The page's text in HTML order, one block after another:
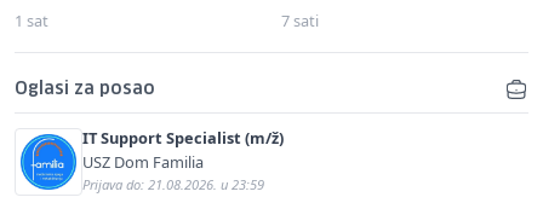
1 sat 7 sati
Oglasi za posao
IT Support Specialist (m/ž)
USZ Dom Familia
Prijava do: 21.08.2026. u 23:59